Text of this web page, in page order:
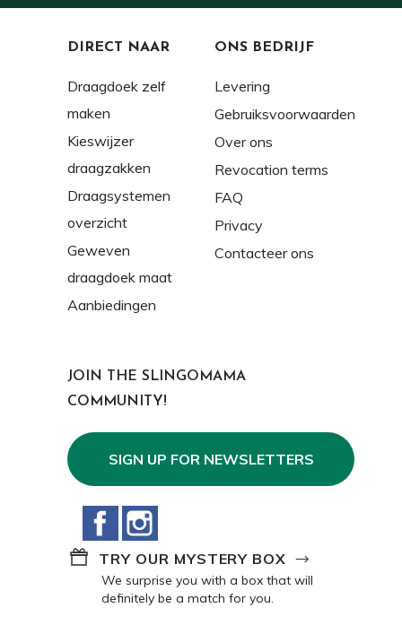
DIRECT NAAR
Draagdoek zelf
maken
Kieswijzer
draagzakken
Draagsystemen
overzicht
Geweven
draagdoek maat
Aanbiedingen
ONS BEDRIJF
Levering
Gebruiksvoorwaarden
Over ons
Revocation terms
FAQ
Privacy
Contacteer ons
JOIN THE SLINGOMAMA
COMMUNITY!
SIGN UP FOR NEWSLETTERS
Facebook
TRY OUR MYSTERY BOX
We surprise you with a box that will
definitely be a match for you.